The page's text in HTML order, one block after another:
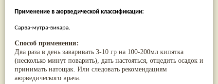
Применение в аюрведической классификации:
Сарва-мутра-викара.
Способ применения:
Два раза в день заваривать 3-10 гр на 100-200мл кипятка
(несколько минут поварить), дать настояться, отцедить осадок и
принимать натощак. Или следовать рекомендациям
аюрведического врача.
Пармелия(10)
Ашока(9)
Данти (9)
Мурва(9)
Птерокарпус мешковидный(9)
Юстиция сосудистая/Васака(9)
Жасмин(8)